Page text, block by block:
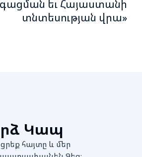
եւ Հայաստանի
տնտեսության վրա»
Կապ
հայտը և մեր